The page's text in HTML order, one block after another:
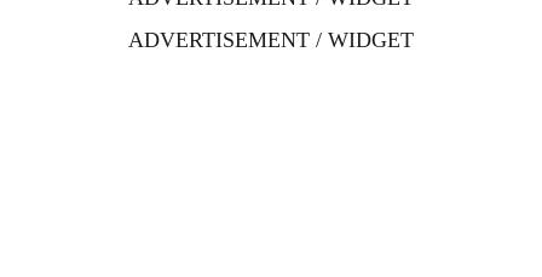
ADVERTISEMENT / WIDGET